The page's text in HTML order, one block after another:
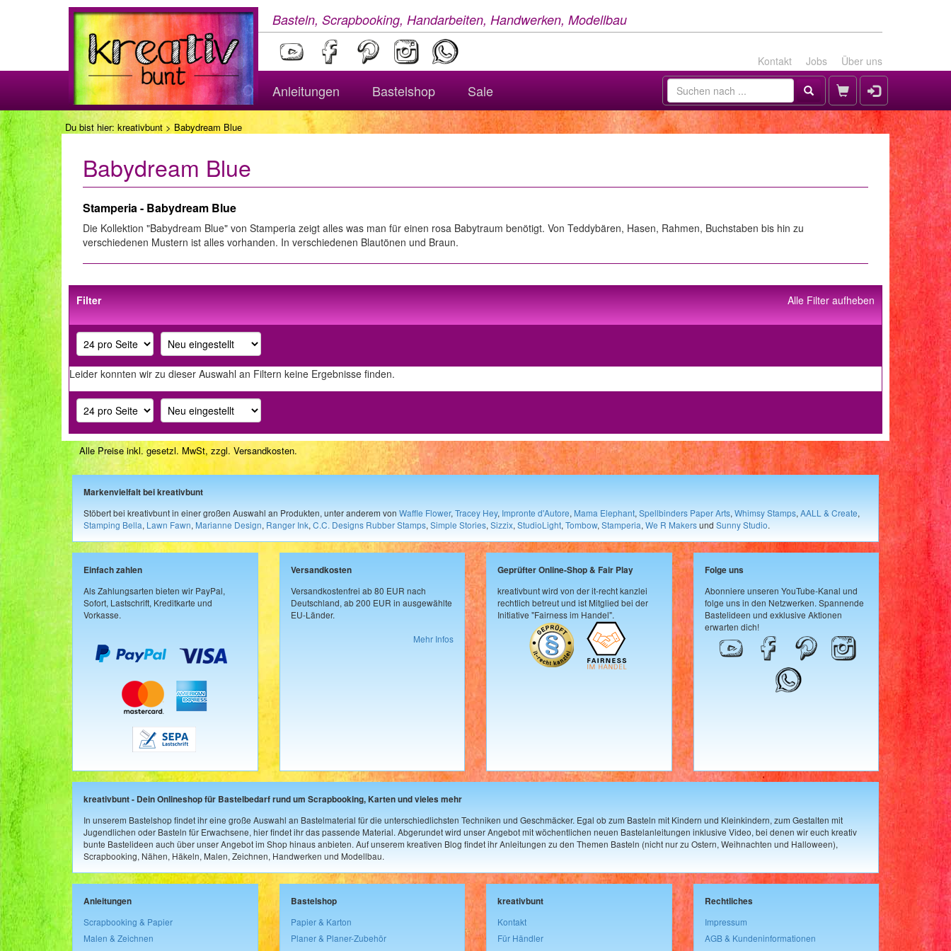
Basteln, Scrapbooking, Handarbeiten, Handwerken, Modellbau
Kontakt Jobs Über uns
Anleitungen Bastelshop Sale
Du bist hier: kreativbunt > Babydream Blue
Babydream Blue
Stamperia - Babydream Blue
Die Kollektion "Babydream Blue" von Stamperia zeigt alles was man für einen rosa Babytraum benötigt. Von Teddybären, Hasen, Rahmen, Buchstaben bis hin zu
verschiedenen Mustern ist alles vorhanden. In verschiedenen Blautönen und Braun.
Alle Filter aufheben
Filter
Leider konnten wir zu dieser Auswahl an Filtern keine Ergebnisse finden.
Alle Preise inkl. gesetzl. MwSt, zzgl. Versandkosten.
Markenvielfalt bei kreativbunt
Stöbert bei kreativbunt in einer großen Auswahl an Produkten, unter anderem von Waffle Flower, Tracey Hey, Impronte d'Autore, Mama Elephant, Spellbinders Paper Arts, Whimsy Stamps, AALL & Create,
Stamping Bella, Lawn Fawn, Marianne Design, Ranger Ink, C.C. Designs Rubber Stamps, Simple Stories, Sizzix, StudioLight, Tombow, Stamperia, We R Makersund Sunny Studio.
Einfach zahlen
Als Zahlungsarten bieten wir PayPal,
Sofort, Lastschrift, Kreditkarte und
Vorkasse.
Versandkosten
Versandkostenfrei ab 80 EUR nach
Deutschland, ab 200 EUR in ausgewählte
EU-Länder.
Mehr Infos
Geprüfter Online-Shop & Fair Play
kreativbunt wird von der it-recht kanzlei
rechtlich betreut und ist Mitglied bei der
Initiative "Fairness im Handel".
Folge uns
Abonniere unseren YouTube-Kanal und
folge uns in den Netzwerken. Spannende
Bastelideen und exklusive Aktionen
erwarten dich!
kreativbunt - Dein Onlineshop für Bastelbedarf rund um Scrapbooking, Karten und vieles mehr
In unserem Bastelshop findet ihr eine große Auswahl an Bastelmaterial für die unterschiedlichsten Techniken und Geschmäcker. Egal ob zum Basteln mit Kindern und Kleinkindern, zum Gestalten mit
Jugendlichen oder Basteln für Erwachsene, hier findet ihr das passende Material. Abgerundet wird unser Angebot mit wöchentlichen neuen Bastelanleitungen inklusive Video, bei denen wir euch kreativ
bunte Bastelideen auch über unser Angebot im Shop hinaus anbieten. Auf unserem kreativen Blog findet ihr Anleitungen zu den Themen Basteln (nicht nur zu Ostern, Weihnachten und Halloween),
Scrapbooking, Nähen, Häkeln, Malen, Zeichnen, Handwerken und Modellbau.
Anleitungen
Scrapbooking & Papier
Malen & Zeichnen
Bastelshop
Papier & Karton
Planer & Planer-Zubehör
kreativbunt
Kontakt
Für Händler
Rechtliches
Impressum
AGB & Kundeninformationen